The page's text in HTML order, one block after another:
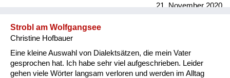
21. November 2020
Strobl am Wolfgangsee
Christine Hofbauer
Eine kleine Auswahl von Dialektsätzen, die mein Vater
gesprochen hat. Ich habe sehr viel aufgeschrieben. Leider
gehen viele Wörter langsam verloren und werden im Alltag